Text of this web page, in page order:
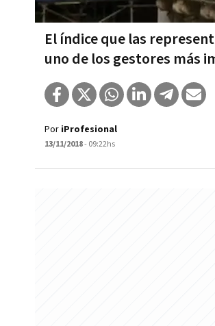
El índice que las
uno de los gestores más
Por iProfesional
13/11/2018- 09:22hs